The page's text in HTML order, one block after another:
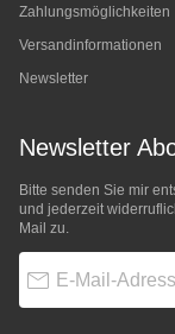
Zahlungsmöglichkeiten
Versandinformationen
Newsletter
Newsletter
Bitte senden Sie mir
und jederzeit
Mail zu.